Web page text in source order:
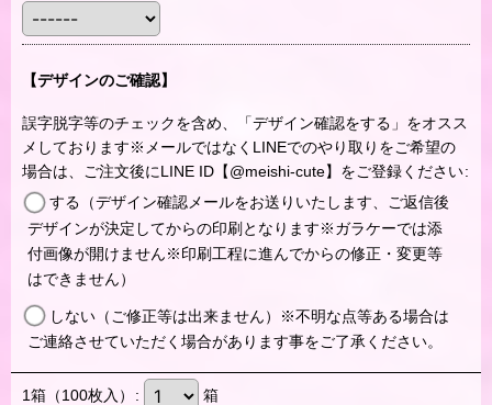
【デザインのご確認】
誤字脱字等のチェックを含め、「デザイン確認をする」をオスス
メしております※メールではなくLINEでのやり取りをご希望の
場合は、ご注文後にLINE ID【@meishi-cute】をご登録ください:
する（デザイン確認メールをお送りいたします、ご返信後
デザインが決定してからの印刷となります※ガラケーでは添
付画像が開けません※印刷工程に進んでからの修正・変更等
はできません）
しない（ご修正等は出来ません）※不明な点等ある場合は
ご連絡させていただく場合があります事をご了承ください。
1箱（100枚入） : 箱